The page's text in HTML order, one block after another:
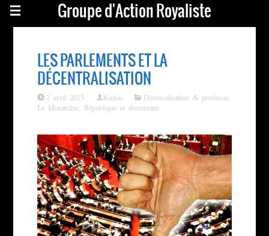
Groupe d'Action Royaliste
LES PARLEMENTS ET LA
DÉCENTRALISATION
1 avril 2015 Kadou Décentralisation & provinces
La Monarchie
République et démocratie